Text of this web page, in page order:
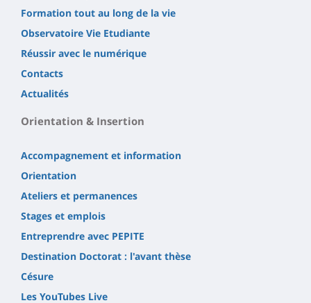
Formation tout au long de la vie
Observatoire Vie Etudiante
Réussir avec le numérique
Contacts
Actualités
Orientation & Insertion
Accompagnement et information
Orientation
Ateliers et permanences
Stages et emplois
Entreprendre avec PEPITE
Destination Doctorat : l'avant thèse
Césure
Les YouTubes Live